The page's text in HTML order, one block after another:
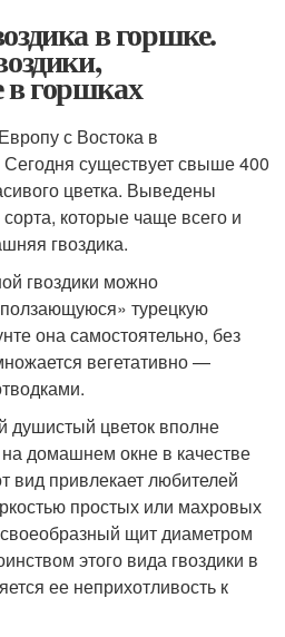
в горшке.
горшках
с Востока в
существует свыше 400
цветка. Выведены
которые чаще всего и
гвоздика.
гвоздики можно
турецкую
она самостоятельно, без
вегетативно —
душистый цветок вполне
домашнем окне в качестве
вид привлекает любителей
простых или махровых
щит диаметром
этого вида гвоздики в
ее неприхотливость к